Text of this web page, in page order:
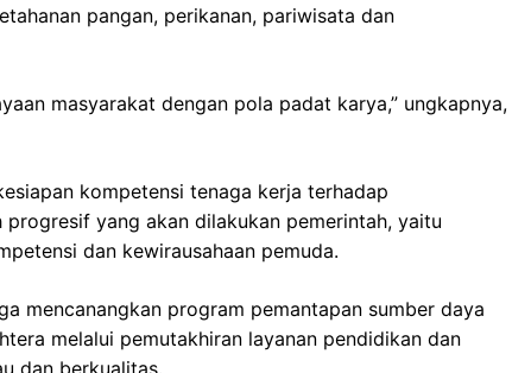
pangan, perikanan, pariwisata dan
masyarakat dengan pola padat karya,” ungkapnya,
kompetensi tenaga kerja terhadap
yang akan dilakukan pemerintah, yaitu
dan kewirausahaan pemuda.
mencanangkan program pemantapan sumber daya
melalui pemutakhiran layanan pendidikan dan